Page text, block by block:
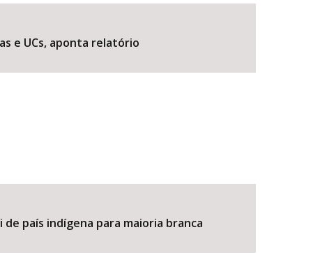
e UCs, aponta relatório
país indígena para maioria branca